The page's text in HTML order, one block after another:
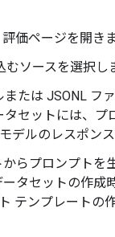
価ページを開きま
ソースを選択し
または JSONL フ
タセットには、
デルのレスポン
らプロンプトを
ータセットの作
テンプレートの